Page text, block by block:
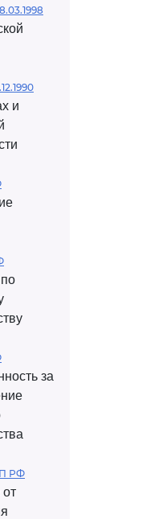
и
за
РФ